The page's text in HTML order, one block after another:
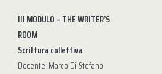
III MODULO – THE WRITER’S
ROOM
Scrittura collettiva
Docente: Marco Di Stefano